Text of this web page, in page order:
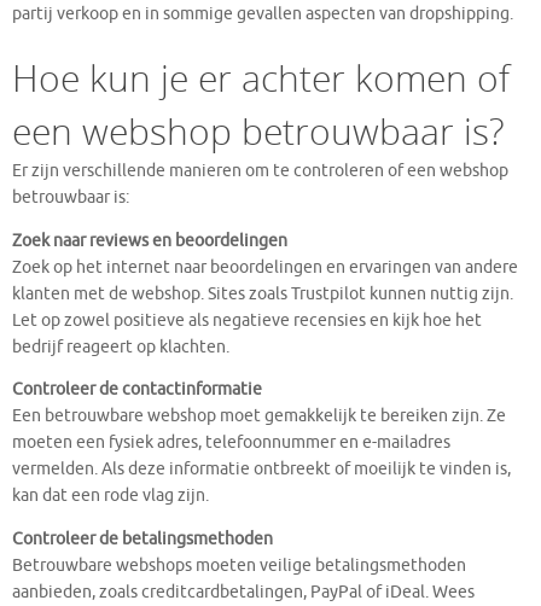
partij verkoop en in sommige gevallen aspecten van dropshipping.
Hoe kun je er achter komen of
een webshop betrouwbaar is?
Er zijn verschillende manieren om te controleren of een webshop
betrouwbaar is:
Zoek naar reviews en beoordelingen
Zoek op het internet naar beoordelingen en ervaringen van andere
klanten met de webshop. Sites zoals Trustpilot kunnen nuttig zijn.
Let op zowel positieve als negatieve recensies en kijk hoe het
bedrijf reageert op klachten.
Controleer de contactinformatie
Een betrouwbare webshop moet gemakkelijk te bereiken zijn. Ze
moeten een fysiek adres, telefoonnummer en e-mailadres
vermelden. Als deze informatie ontbreekt of moeilijk te vinden is,
kan dat een rode vlag zijn.
Controleer de betalingsmethoden
Betrouwbare webshops moeten veilige betalingsmethoden
aanbieden, zoals creditcardbetalingen, PayPal of iDeal. Wees